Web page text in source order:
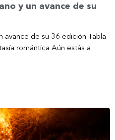
y un avance de su
avance de su 36 edición Tabla
romántica Aún estás a